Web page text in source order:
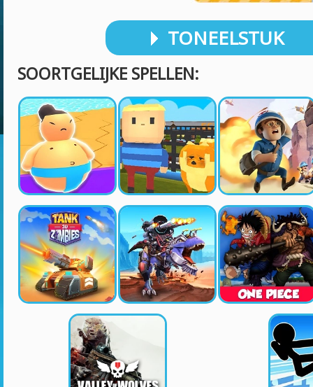
TONEELSTUK
SOORTGELIJKE SPELLEN: